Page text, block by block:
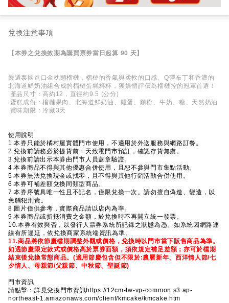
兌換注意事項
【本券之兌換效期為購買票券當日起算 90 天】
嚴選泰國進口金枕頭榴槤，榴槤的香氣與柔軟的口感、Q彈布丁和香濃的
北海道鮮奶油組合成的榴槤蛋糕杯杯，獲媒體評價為榴槤控的冠軍首選！
產品尺寸：高約12，直徑約9.5 (公分)
蛋糕成份：榴槤果肉、北海道鮮奶油、雞蛋、麵粉、牛奶、糖、天然奶油
賞味期限：冷藏3天
使用說明
1.本券只能於橘村屋實體門市使用，不適用於外送服務與網路訂餐。
2.兌換前請務必於提貨前一天致電門市預訂，確認存貨無虞。
3.兌換前請出示本券由門市人員蓋章驗證。
4.本券商品不得與其他優惠合併使用，且恕不參與門市集點活動。
5.本券無法兌換現金或找零，且不得與其他行銷活動合併使用。
6.本券可補差額兌換同類型商品。
7.本券序號具唯一性且不記名，僅限兌換一次。請勿擅自偽造、變造，以
免觸犯刑責。
8.圖片僅供參考，實際商品請以店內為準。
9.本券商品或折抵消費之金額，於兌換時不再開立統一發票。
10.本券有效與否，以發行人票券系統所記錄之狀態為憑。如系統因網路連
線有所遲延，依兌換商家系統端資訊為準。
11.商品將依節慶檔期調整外觀或價格，兌換時以門市當下販售商品為準。
如遇節慶限定款式或價格高於票券面額，須依規定補足差額；亦可於檔期
結束後兌換常態商品。(適用節慶包含但不限於:農曆新年、西洋情人節/七
夕情人、母親節/父親節、中秋節、聖誕節)
門市資訊
請點擊：詳見兌換門市資訊https://12cm-tw-vp-common.s3.ap-
northeast-1.amazonaws.com/client/kmcake/kmcake.htm